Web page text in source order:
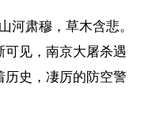
河肃穆，草木含悲。
可见，南京大屠杀遇
历史，凄厉的防空警